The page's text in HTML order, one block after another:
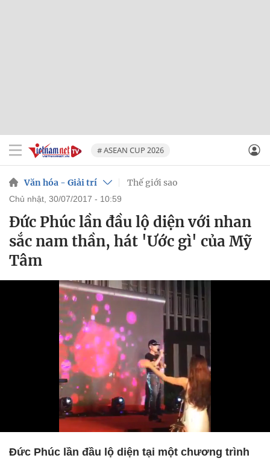
# ASEAN CUP 2026
Văn hóa - Giải trí Thế giới sao
chủ nhật, 30/07/2017 - 10:59
Đức Phúc lần đầu lộ diện với nhan
sắc nam thần, hát 'Ước gì' của Mỹ
Tâm
Đức Phúc lần đầu lộ diện tại một chương trình